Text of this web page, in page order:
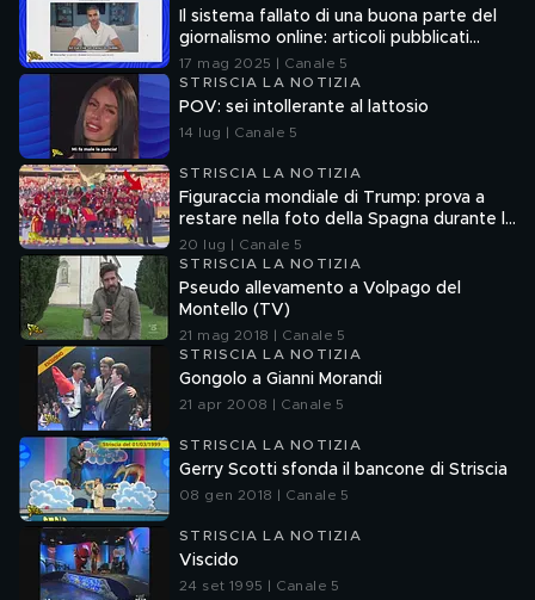
Il sistema fallato di una buona parte del
giornalismo online: articoli pubblicati
senza la verifica delle fonti
17 mag 2025 | Canale 5
STRISCIA LA NOTIZIA
POV: sei intollerante al lattosio
14 lug | Canale 5
STRISCIA LA NOTIZIA
Figuraccia mondiale di Trump: prova a
restare nella foto della Spagna durante la
premiazione
20 lug | Canale 5
STRISCIA LA NOTIZIA
Pseudo allevamento a Volpago del
Montello (TV)
21 mag 2018 | Canale 5
STRISCIA LA NOTIZIA
Gongolo a Gianni Morandi
21 apr 2008 | Canale 5
STRISCIA LA NOTIZIA
Gerry Scotti sfonda il bancone di Striscia
08 gen 2018 | Canale 5
STRISCIA LA NOTIZIA
Viscido
24 set 1995 | Canale 5